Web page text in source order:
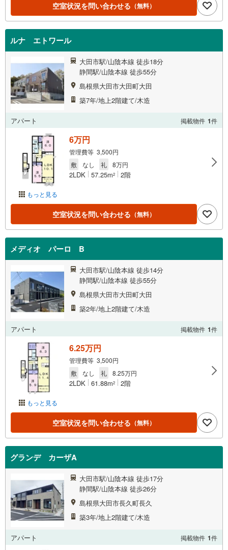
空室状況を問い合わせる （無料）
ルナ エトワール
大田市駅/山陰本線 徒歩18分
静間駅/山陰本線 徒歩55分
島根県大田市大田町大田
築7年/地上2階建て/木造
アパート 掲載物件 1件
もっと見る
6万円
管理費等 3,500円
敷
なし 礼 8万円
2LDK 57.25m2 2階
空室状況を問い合わせる （無料）
メディオ パーロ B
大田市駅/山陰本線 徒歩14分
静間駅/山陰本線 徒歩55分
島根県大田市大田町大田
築2年/地上2階建て/木造
アパート 掲載物件 1件
もっと見る
6.25万円
管理費等 3,500円
敷
なし 礼 8.25万円
2LDK 61.88m2 2階
空室状況を問い合わせる （無料）
グランデ カーザA
大田市駅/山陰本線 徒歩17分
静間駅/山陰本線 徒歩26分
島根県大田市長久町長久
築3年/地上2階建て/木造
アパート 掲載物件 1件